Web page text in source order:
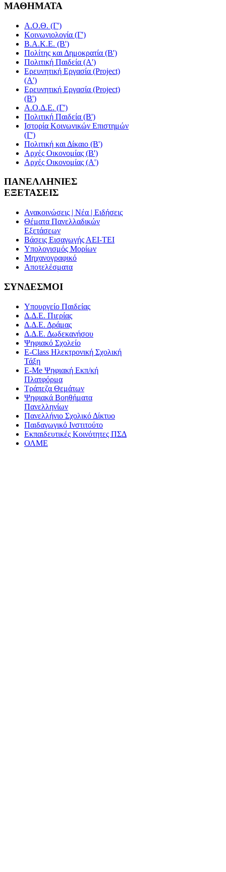
ΜΑΘΗΜΑΤΑ
Α.Ο.Θ. (Γ')
Κοινωνιολογία (Γ')
Β.Α.Κ.Ε. (Β')
Πολίτης και Δημοκρατία (Β')
Πολιτική Παιδεία (A')
Ερευνητική Εργασία (Project)
(Α')
Ερευνητική Εργασία (Project)
(Β')
Α.Ο.Δ.Ε. (Γ')
Πολιτική Παιδεία (Β')
Ιστορία Κοινωνικών Επιστημών
(Γ')
Πολιτική και Δίκαιο (Β')
Αρχές Οικονομίας (Β')
Αρχές Οικονομίας (Α')
ΠΑΝΕΛΛΗΝΙΕΣ
ΕΞΕΤΑΣΕΙΣ
Ανακοινώσεις | Νέα | Ειδήσεις
Θέματα Πανελλαδικών
Εξετάσεων
Βάσεις Εισαγωγής ΑΕΙ-ΤΕΙ
Υπολογισμός Μορίων
Μηχανογραφικό
Αποτελέσματα
ΣΥΝΔΕΣΜΟΙ
Υπουργείο Παιδείας
Δ.Δ.Ε. Πιερίας
Δ.Δ.Ε. Δράμας
Δ.Δ.Ε. Δωδεκανήσου
Ψηφιακό Σχολείο
E-Class Ηλεκτρονική Σχολική
Τάξη
E-Me Ψηφιακή Εκπ/κή
Πλατφόρμα
Τράπεζα Θεμάτων
Ψηφιακά Βοηθήματα
Πανελληνίων
Πανελλήνιο Σχολικό Δίκτυο
Παιδαγωγικό Ινστιτούτο
Εκπαιδευτικές Κοινότητες ΠΣΔ
ΟΛΜΕ